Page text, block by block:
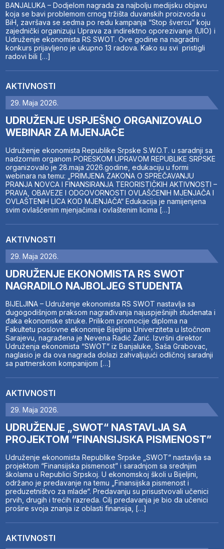
BANJALUKA – Dodjelom nagrada za najbolju medijsku objavu
koja se bavi problemom crnog tržišta duvanskih proizvoda u
BiH, završava se sedma po redu kampanja “Stop švercu” koju
zajednički organizuju Uprava za indirektno oporezivanje (UIO) i
Udruženje ekonomista RS SWOT. Ove godine na nagradni
konkurs prijavljeno je ukupno 13 radova. Kako su svi pristigli
radovi bili […]
AKTIVNOSTI
29. Maja 2026.
UDRUŽENJE USPJEŠNO ORGANIZOVALO
WEBINAR ZA MJENJAČE
Udruženje ekonomista Republike Srpske S.W.O.T. u saradnji sa
nadzornim organom PORESKOM UPRAVOM REPUBLIKE SRPSKE
organizovalo je 28.maja 2026.godine, edukaciju u formi
webinara na temu: „PRIMJENA ZAKONA O SPREČAVANJU
PRANJA NOVCA I FINANSIRANJA TERORISTIČKIH AKTIVNOSTI –
PRAVA, OBAVEZE I ODGOVORNOSTI OVLAŠĆENIH MJENJAČA I
OVLAŠTENIH LICA KOD MJENJAČA“ Edukacija je namijenjena
svim ovlašćenim mjenjačima i ovlaštenim licima […]
AKTIVNOSTI
29. Maja 2026.
UDRUŽENJE EKONOMISTA RS SWOT
NAGRADILO NAJBOLJEG STUDENTA
BIJELJINA – Udruženje ekonomista RS SWOT nastavlja sa
dugogodišnjom praksom nagrađivanja najuspješnijih studenata i
đaka ekonomske struke. Prilikom promocije diploma na
Fakultetu poslovne ekonomije Bijeljina Univerziteta u Istočnom
Sarajevu, nagrađena je Nevena Radić Zarić. Izvršni direktor
Udruženja ekonomista “SWOT” iz Banjaluke, Saša Grabovac,
naglasio je da ova nagrada dolazi zahvaljujući odličnoj saradnji
sa partnerskom kompanijom […]
AKTIVNOSTI
29. Maja 2026.
UDRUŽENJE „SWOT“ NASTAVLJA SA
PROJEKTOM “FINANSIJSKA PISMENOST”
Udruženje ekonomista Republike Srpske „SWOT“ nastavlja sa
projektom “Finansijska pismenost” i saradnjom sa srednjim
školama u Republici Srpskoj. U ekonomskoj školi u Bijeljini,
održano je predavanje na temu „Finansijska pismenost i
preduzetništvo za mlade“. Predavanju su prisustvovali učenici
prvih, drugih i trećih razreda. Cilj predavanja je bio da učenici
prošire svoja znanja iz oblasti finansija, […]
AKTIVNOSTI